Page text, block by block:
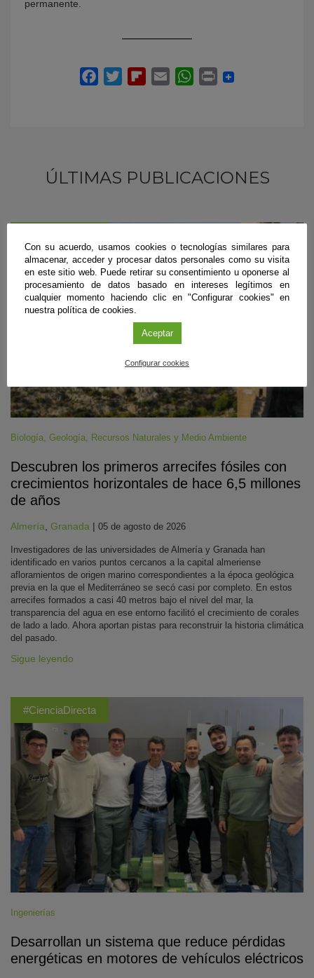
permanente.
ÚLTIMAS PUBLICACIONES
Biología, Geología, Recursos Naturales y Medio Ambiente
Descubren los primeros arrecifes fósiles con
crecimientos horizontales de hace 6,5 millones
de años
Almería Granada | 05 de agosto de 2026
Investigadores de las universidades de Almería y Granada han
identificado en varios puntos cercanos a la capital almeriense
afloramientos de origen marino correspondientes a la época geológica
previa en la que el Mediterráneo se secó casi por completo. En estos
arrecifes formados a casi 40 metros bajo el nivel del mar, la
transparencia del agua en ese entorno facilitó el crecimiento de corales
de lado a lado. Ahora aportan pistas para reconstruir la historia climática
del pasado.
Sigue leyendo
#CienciaDirecta
Ingenierías
Desarrollan un sistema que reduce pérdidas
energéticas en motores de vehículos eléctricos
Con su acuerdo, usamos cookies o tecnologías similares para
almacenar, acceder y procesar datos personales como su visita
en este sitio web. Puede retirar su consentimiento u oponerse al
procesamiento de datos basado en intereses legítimos en
cualquier momento haciendo clic en "Configurar cookies" en
nuestra política de cookies.
Aceptar
Configurar cookies